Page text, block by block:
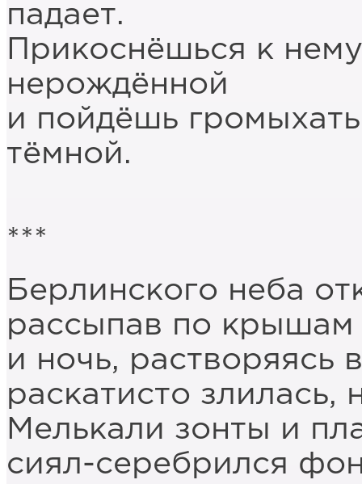
падает.
Прикоснёшься к
нерождённой
и пойдёшь
тёмной.
***
Берлинского неба
рассыпав по крышам
и ночь, растворяясь
раскатисто злилась,
Мелькали зонты и
сиял-серебрился